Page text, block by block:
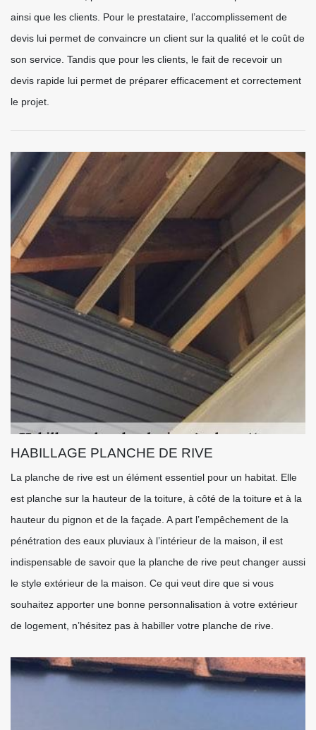
ainsi que les clients. Pour le prestataire, l’accomplissement de
devis lui permet de convaincre un client sur la qualité et le coût de
son service. Tandis que pour les clients, le fait de recevoir un
devis rapide lui permet de préparer efficacement et correctement
le projet.
HABILLAGE PLANCHE DE RIVE
La planche de rive est un élément essentiel pour un habitat. Elle
est planche sur la hauteur de la toiture, à côté de la toiture et à la
hauteur du pignon et de la façade. A part l’empêchement de la
pénétration des eaux pluviaux à l’intérieur de la maison, il est
indispensable de savoir que la planche de rive peut changer aussi
le style extérieur de la maison. Ce qui veut dire que si vous
souhaitez apporter une bonne personnalisation à votre extérieur
de logement, n’hésitez pas à habiller votre planche de rive.